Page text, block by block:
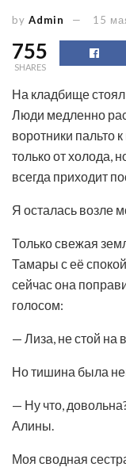
by Admin 15
755
SHARES
На кладбище
Люди медленно
воротники пальто
только от холода,
всегда приходит
Я осталась возле
Только свежая
Тамары с её
сейчас она
голосом:
— Лиза, не стой на
Но тишина была
— Ну что,
Алины.
Моя сводная